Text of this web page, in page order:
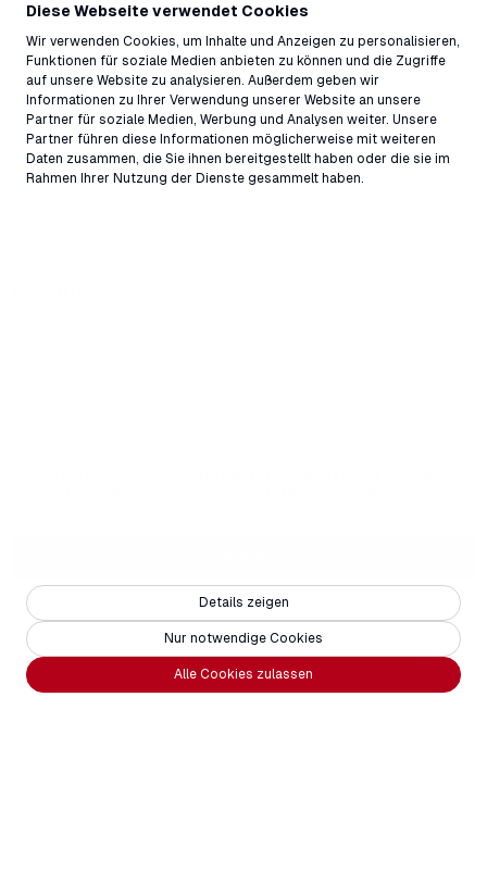
Diese Webseite verwendet Cookies
Wir verwenden Cookies, um Inhalte und Anzeigen zu personalisieren,
Funktionen für soziale Medien anbieten zu können und die Zugriffe
auf unsere Website zu analysieren. Außerdem geben wir
Informationen zu Ihrer Verwendung unserer Website an unsere
Partner für soziale Medien, Werbung und Analysen weiter. Unsere
Partner führen diese Informationen möglicherweise mit weiteren
Daten zusammen, die Sie ihnen bereitgestellt haben oder die sie im
Rahmen Ihrer Nutzung der Dienste gesammelt haben.
Alle Cookies zulassen
Nur notwendige Cookies
Details zeigen
Gästewünsche
Unterkunft
Seminarraum
Restaurant
Bergbahntickets